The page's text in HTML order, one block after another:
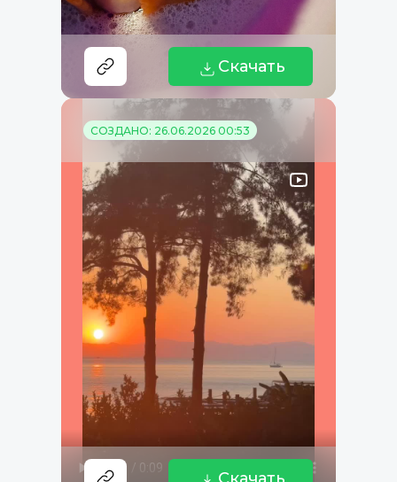
Скачать
СОЗДАНО: 26.06.2026 00:53